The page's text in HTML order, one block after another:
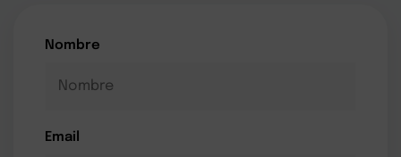
Nombre
Email